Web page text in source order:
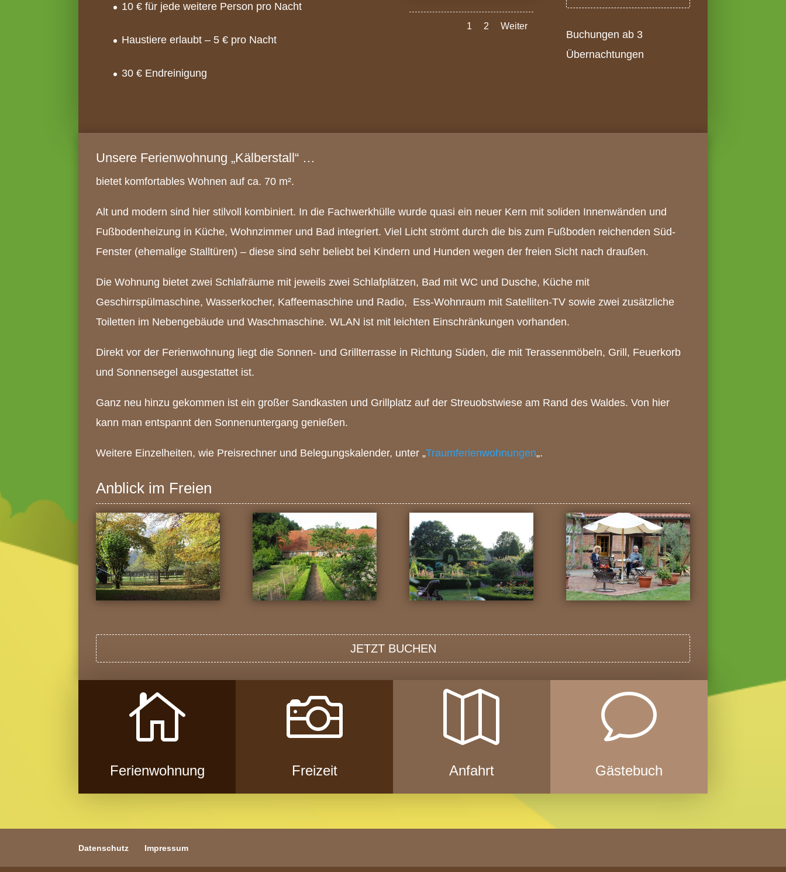
10 € für jede weitere Person pro Nacht
Haustiere erlaubt – 5 € pro Nacht
30 € Endreinigung
1 2 Weiter
Buchungen ab 3
Übernachtungen
Unsere Ferienwohnung „Kälberstall“ …
bietet komfortables Wohnen auf ca. 70 m².
Alt und modern sind hier stilvoll kombiniert. In die Fachwerkhülle wurde quasi ein neuer Kern mit soliden Innenwänden und
Fußbodenheizung in Küche, Wohnzimmer und Bad integriert. Viel Licht strömt durch die bis zum Fußboden reichenden Süd-
Fenster (ehemalige Stalltüren) – diese sind sehr beliebt bei Kindern und Hunden wegen der freien Sicht nach draußen.
Die Wohnung bietet zwei Schlafräume mit jeweils zwei Schlafplätzen, Bad mit WC und Dusche, Küche mit
Geschirrspülmaschine, Wasserkocher, Kaffeemaschine und Radio, Ess-Wohnraum mit Satelliten-TV sowie zwei zusätzliche
Toiletten im Nebengebäude und Waschmaschine. WLAN ist mit leichten Einschränkungen vorhanden.
Direkt vor der Ferienwohnung liegt die Sonnen- und Grillterrasse in Richtung Süden, die mit Terassenmöbeln, Grill, Feuerkorb
und Sonnensegel ausgestattet ist.
Ganz neu hinzu gekommen ist ein großer Sandkasten und Grillplatz auf der Streuobstwiese am Rand des Waldes. Von hier
kann man entspannt den Sonnenuntergang genießen.
Weitere Einzelheiten, wie Preisrechner und Belegungskalender, unter „Traumferienwohnungen„.
Anblick im Freien
JETZT BUCHEN

Ferienwohnung

Freizeit

Anfahrt
v
Gästebuch
Datenschutz Impressum